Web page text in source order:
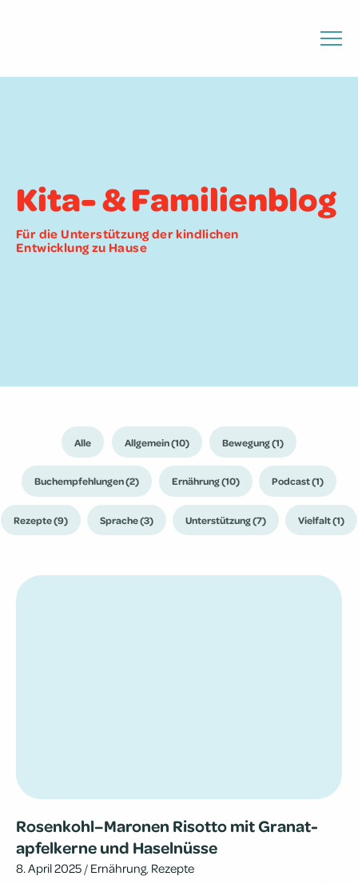
Kita- & Familienblog
Für die Unterstützung der kindlichen
Entwicklung zu Hause
Alle Allgemein (10) Bewegung (1)
Buchempfehlungen (2) Ernährung (10) Podcast (1)
Rezepte (9) Sprache (3) Unterstützung (7) Vielfalt (1)
Rosenkohl–Maronen Risotto mit Gra­nat­
ap­fel­kerne und Haselnüsse
8. April 2025 / Ernährung, Rezepte